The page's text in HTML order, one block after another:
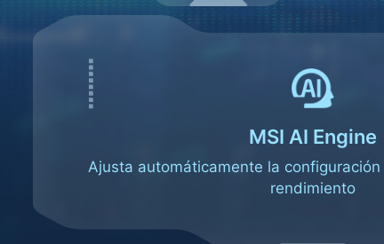
MSI AI Engine
Ajusta automáticamente la
rendimiento